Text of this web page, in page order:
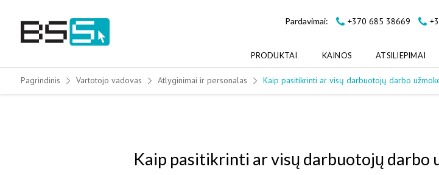
content
Pardavimai: +370 685 38669
PRODUKTAI KAINOS ATSILIEPIMAI
Pagrindinis Vartotojo vadovas Atlyginimai ir personalas Kaip pasitikrinti ar visų darbuotojų darbo
Kaip pasitikrinti ar visų darbuotojų darbo